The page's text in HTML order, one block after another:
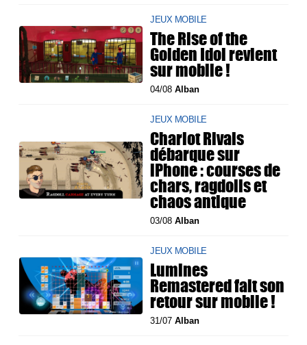
JEUX MOBILE
The Rise of the
Golden Idol revient
sur mobile !
04/08Alban
JEUX MOBILE
Chariot Rivals
débarque sur
iPhone : courses de
chars, ragdolls et
chaos antique
03/08Alban
JEUX MOBILE
Lumines
Remastered fait son
retour sur mobile !
31/07Alban